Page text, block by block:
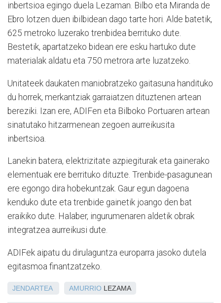
inbertsioa egingo duela Lezaman. Bilbo eta Miranda de
Ebro lotzen duen ibilbidean dago tarte hori. Alde batetik,
625 metroko luzerako trenbidea berrituko dute.
Bestetik, apartatzeko bidean ere esku hartuko dute
materialak aldatu eta 750 metrora arte luzatzeko.
Unitateek daukaten maniobratzeko gaitasuna handituko
du horrek, merkantziak garraiatzen dituztenen artean
bereziki. Izan ere, ADIFen eta Bilboko Portuaren artean
sinatutako hitzarmenean zegoen aurreikusita
inbertsioa.
Lanekin batera, elektrizitate azpiegiturak eta gainerako
elementuak ere berrituko dituzte. Trenbide-pasagunean
ere egongo dira hobekuntzak. Gaur egun dagoena
kenduko dute eta trenbide gainetik joango den bat
eraikiko dute. Halaber, ingurumenaren aldetik obrak
integratzea aurreikusi dute.
ADIFek aipatu du dirulaguntza europarra jasoko dutela
egitasmoa finantzatzeko.
JENDARTEA AMURRIO LEZAMA